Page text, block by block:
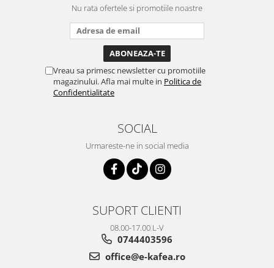
Nu rata ofertele si promotiile noastre
Vreau sa primesc newsletter cu promotiile
magazinului. Afla mai multe in Politica de
Confidentialitate
SOCIAL
Urmareste-ne in social media
SUPORT CLIENTI
08.00-17.00 L-V
0744403596
office@e-kafea.ro